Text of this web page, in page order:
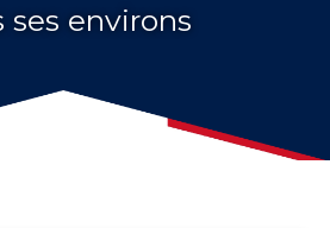
ses environs